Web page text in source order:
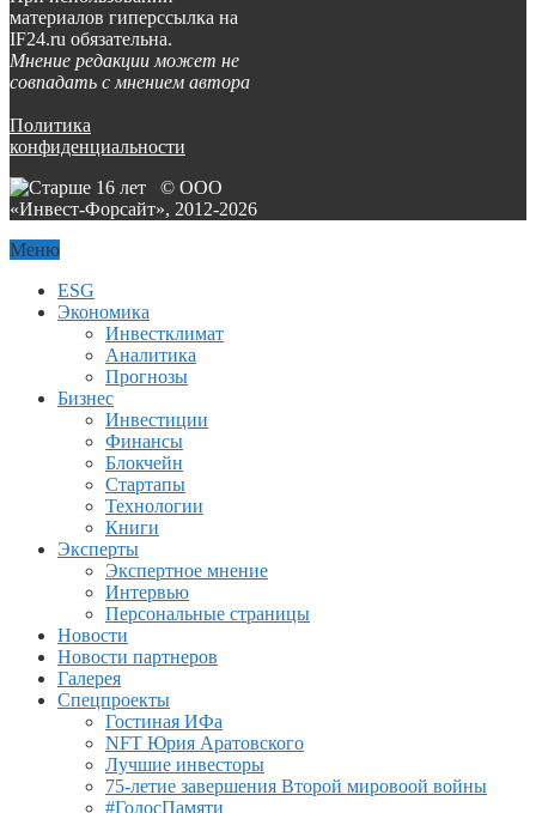
материалов гиперссылка на
IF24.ru обязательна.
Мнение редакции может не
совпадать с мнением автора
Политика
конфиденциальности
© ООО
«Инвест-Форсайт», 2012-2026
Меню
ESG
Экономика
Инвестклимат
Аналитика
Прогнозы
Бизнес
Инвестиции
Финансы
Блокчейн
Стартапы
Технологии
Книги
Эксперты
Экспертное мнение
Интервью
Персональные страницы
Новости
Новости партнеров
Галерея
Спецпроекты
Гостиная ИФа
NFT Юрия Аратовского
Лучшие инвесторы
75-летие завершения Второй мировоой войны
#ГолосПамяти